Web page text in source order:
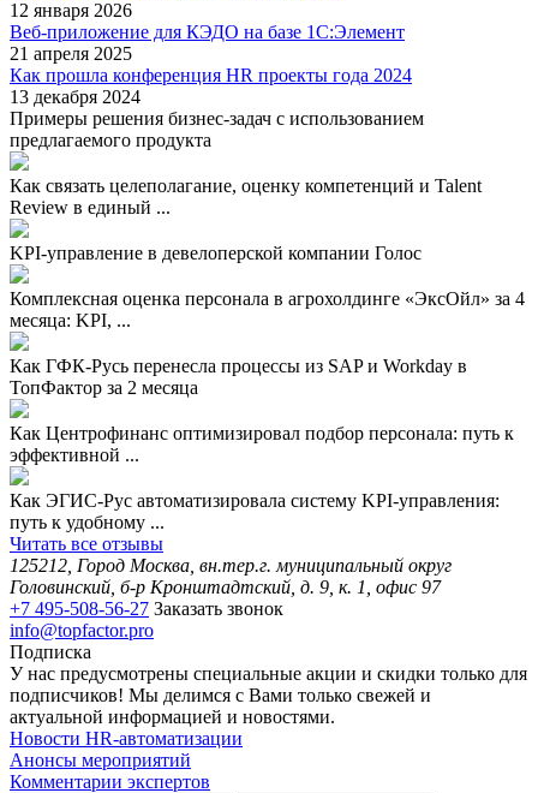
12 января 2026
Веб-приложение для КЭДО на базе 1С:Элемент
21 апреля 2025
Как прошла конференция HR проекты года 2024
13 декабря 2024
Примеры решения бизнес-задач с использованием
предлагаемого продукта
Как связать целеполагание, оценку компетенций и Talent
Review в единый ...
KPI-управление в девелоперской компании Голос
Комплексная оценка персонала в агрохолдинге «ЭксОйл» за 4
месяца: KPI, ...
Как ГФК-Русь перенесла процессы из SAP и Workday в
ТопФактор за 2 месяца
Как Центрофинанс оптимизировал подбор персонала: путь к
эффективной ...
Как ЭГИС-Рус автоматизировала систему KPI-управления:
путь к удобному ...
Читать все отзывы
125212, Город Москва, вн.тер.г. муниципальный округ
Головинский, б-р Кронштадтский, д. 9, к. 1, офис 97
+7 495-508-56-27 Заказать звонок
info@topfactor.pro
Подписка
У нас предусмотрены специальные акции и скидки только для
подписчиков! Мы делимся с Вами только свежей и
актуальной информацией и новостями.
Новости HR-автоматизации
Анонсы мероприятий
Комментарии экспертов